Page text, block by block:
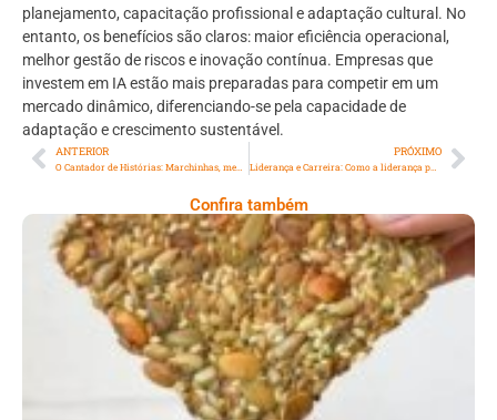
planejamento, capacitação profissional e adaptação cultural. No
entanto, os benefícios são claros: maior eficiência operacional,
melhor gestão de riscos e inovação contínua. Empresas que
investem em IA estão mais preparadas para competir em um
mercado dinâmico, diferenciando-se pela capacidade de
adaptação e crescimento sustentável.
ANTERIOR PRÓXIMO
Liderança e Carreira: Como a liderança pode nos ajudar na vida profissional
Confira também
Comer Bem: Cracker De Sementes